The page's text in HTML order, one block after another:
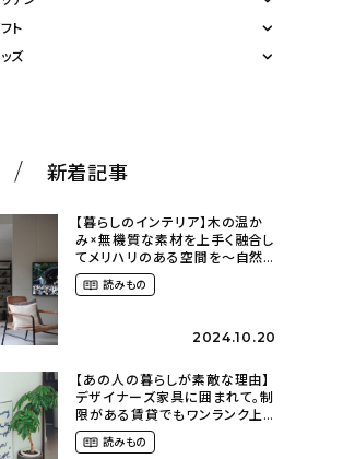
ト
ズ
新着記事
【暮らしのインテリア】木の温か
み×無機質な素材を上手く融合し
てメリハリのある空間を〜自然
に囲まれて暮らす（ki_no_ieさ
ん） 読みもの
2024.10.20
【あの人の暮らしが素敵な理由】
デザイナーズ家具に囲まれて。制
限がある賃貸でもワンランク上
のお部屋に〜狭くても好きな暮
らしのこと（_____chika708さ
読みもの